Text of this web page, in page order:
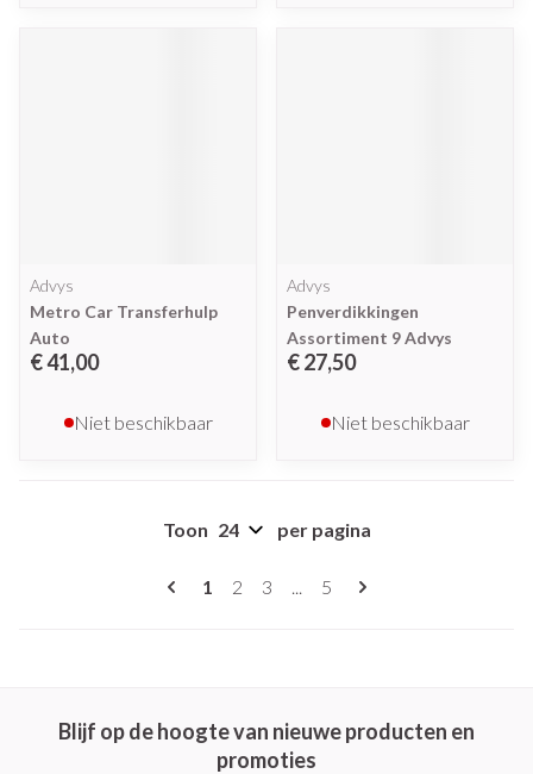
Advys
Metro Car Transferhulp
Auto
€ 41,00
Niet beschikbaar
Advys
Penverdikkingen
Assortiment 9 Advys
€ 27,50
Niet beschikbaar
Pagina's
U lees momenteel pagina
1 Pagina
2 Pagina
3 ... Pagina
5
Toon per pagina
Blijf op de hoogte van nieuwe producten en
promoties